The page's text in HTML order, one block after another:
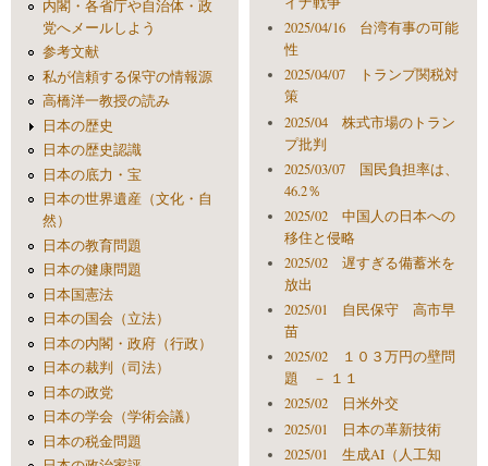
内閣・各省庁や自治体・政
党へメールしよう
参考文献
私が信頼する保守の情報源
高橋洋一教授の読み
日本の歴史
日本の歴史認識
日本の底力・宝
日本の世界遺産（文化・自
然）
日本の教育問題
日本の健康問題
日本国憲法
日本の国会（立法）
日本の内閣・政府（行政）
日本の裁判（司法）
日本の政党
日本の学会（学術会議）
日本の税金問題
2025/04/16 台湾有事の可能
性
2025/04/07 トランプ関税対
策
2025/04 株式市場のトラン
プ批判
2025/03/07 国民負担率は、
46.2％
2025/02 中国人の日本への
移住と侵略
2025/02 遅すぎる備蓄米を
放出
2025/01 自民保守 高市早
苗
2025/02 １０３万円の壁問
題 － １１
2025/02 日米外交
2025/01 日本の革新技術
2025/01 生成AI（人工知